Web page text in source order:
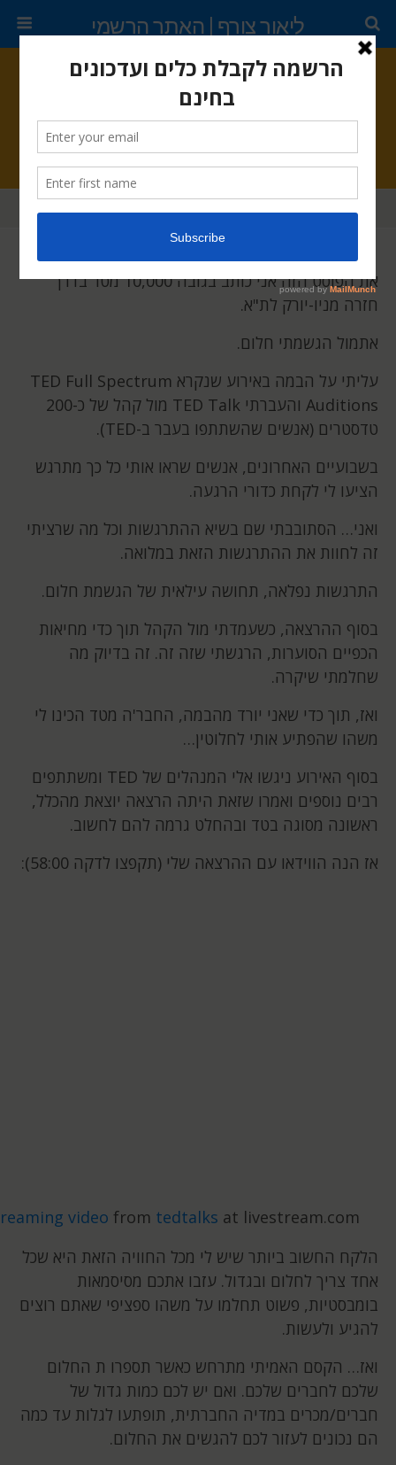
ליאור צורף | האתר הרשמי
26s תגובות
TED
את הפוסט הזה אני כותב בגובה 10,000 מטר בדרך
חזרה מניו-יורק לת"א.
אתמול הגשמתי חלום.
עליתי על הבמה באירוע שנקרא TED Full Spectrum
Auditions והעברתי TED Talk מול קהל של כ-200
טדסטרים (אנשים שהשתתפו בעבר ב-TED).
בשבועיים האחרונים, אנשים שראו אותי כל כך מתרגש
הציעו לי לקחת כדורי הרגעה.
ואני… הסתובבתי שם בשיא ההתרגשות וכל מה שרציתי
זה לחוות את ההתרגשות הזאת במלואה.
התרגשות נפלאה, תחושה עילאית של הגשמת חלום.
בסוף ההרצאה, כשעמדתי מול הקהל תוך כדי מחיאות
הכפיים הסוערות, הרגשתי שזה זה. זה בדיוק מה
שחלמתי שיקרה.
ואז, תוך כדי שאני יורד מהבמה, החבר'ה מטד הכינו לי
משהו שהפתיע אותי לחלוטין…
בסוף האירוע ניגשו אלי המנהלים של TED ומשתתפים
רבים נוספים ואמרו שזאת היתה הרצאה יוצאת מהכלל,
ראשונה מסוגה בטד ובהחלט גרמה להם לחשוב.
אז הנה הווידאו עם ההרצאה שלי (תקפצו לדקה 58:00):
video from tedtalks at livestream.com
הלקח החשוב ביותר שיש לי מכל החוויה הזאת היא שכל
אחד צריך לחלום ובגדול. עזבו אתכם מסיסמאות
בומבסטיות, פשוט תחלמו על משהו ספציפי שאתם רוצים
להגיע ולעשות.
ואז… הקסם האמיתי מתרחש כאשר תספרו ת החלום
שלכם לחברים שלכם. ואם יש לכם כמות גדול של
חברים/מכרים במדיה החברתית, תופתעו לגלות עד כמה
הם נכונים לעזור לכם להגשים את החלום.